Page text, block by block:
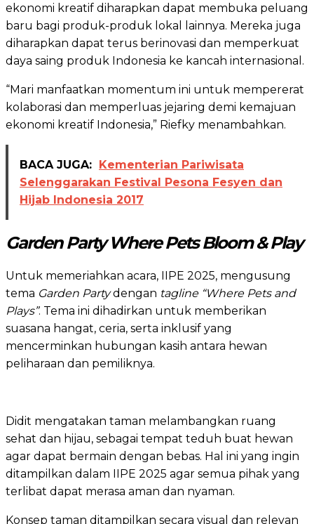
ekonomi kreatif diharapkan dapat membuka peluang
baru bagi produk-produk lokal lainnya. Mereka juga
diharapkan dapat terus berinovasi dan memperkuat
daya saing produk Indonesia ke kancah internasional.
“Mari manfaatkan momentum ini untuk mempererat
kolaborasi dan memperluas jejaring demi kemajuan
ekonomi kreatif Indonesia,” Riefky menambahkan.
BACA JUGA: Kementerian Pariwisata
Selenggarakan Festival Pesona Fesyen dan
Hijab Indonesia 2017
Garden Party Where Pets Bloom & Play
Untuk memeriahkan acara, IIPE 2025, mengusung
tema Garden Partydengan tagline “Where Pets and
Plays”. Tema ini dihadirkan untuk memberikan
suasana hangat, ceria, serta inklusif yang
mencerminkan hubungan kasih antara hewan
peliharaan dan pemiliknya.
Didit mengatakan taman melambangkan ruang
sehat dan hijau, sebagai tempat teduh buat hewan
agar dapat bermain dengan bebas. Hal ini yang ingin
ditampilkan dalam IIPE 2025 agar semua pihak yang
terlibat dapat merasa aman dan nyaman.
Konsep taman ditampilkan secara visual dan relevan